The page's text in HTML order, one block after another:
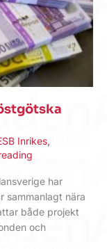
Inrikes,
har
sammanlagt nära
både projekt
och